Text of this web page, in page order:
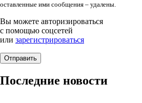
оставленные ими сообщения – удалены.
Вы можете авторизироваться
с помощью соцсетей
или зарегистрироваться
Последние новости